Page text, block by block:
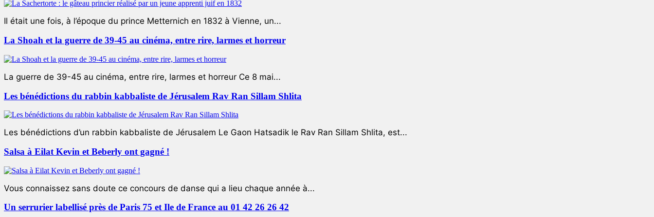
Il était une fois, à l’époque du prince Metternich en 1832 à Vienne, un...
La Shoah et la guerre de 39-45 au cinéma, entre rire, larmes et horreur
La guerre de 39-45 au cinéma, entre rire, larmes et horreur Ce 8 mai...
Les bénédictions du rabbin kabbaliste de Jérusalem Rav Ran Sillam Shlita
Les bénédictions d’un rabbin kabbaliste de Jérusalem Le Gaon Hatsadik le Rav Ran Sillam Shlita, est...
Salsa à Eilat Kevin et Beberly ont gagné !
Vous connaissez sans doute ce concours de danse qui a lieu chaque année à...
Un serrurier labellisé près de Paris 75 et Ile de France au 01 42 26 26 42